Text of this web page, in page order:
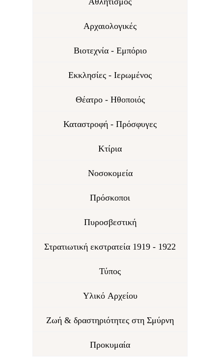
Αρχαιολογικές
Βιοτεχνία - Εμπόριο
Εκκλησίες - Ιερωμένος
Θέατρο - Ηθοποιός
Καταστροφή - Πρόσφυγες
Κτίρια
Νοσοκομεία
Πρόσκοποι
Πυροσβεστική
Στρατιωτική εκστρατεία 1919 - 1922
Τύπος
Υλικό Αρχείου
Ζωή & δραστηριότητες στη Σμύρνη
Προκυμαία